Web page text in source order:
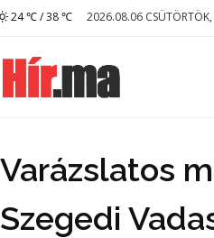
24 ℃ / 38 ℃ 2026.08.06 CSÜTÖRTÖK,
Varázslatos
Szegedi